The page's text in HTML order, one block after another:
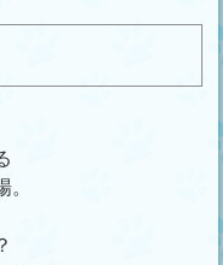
。